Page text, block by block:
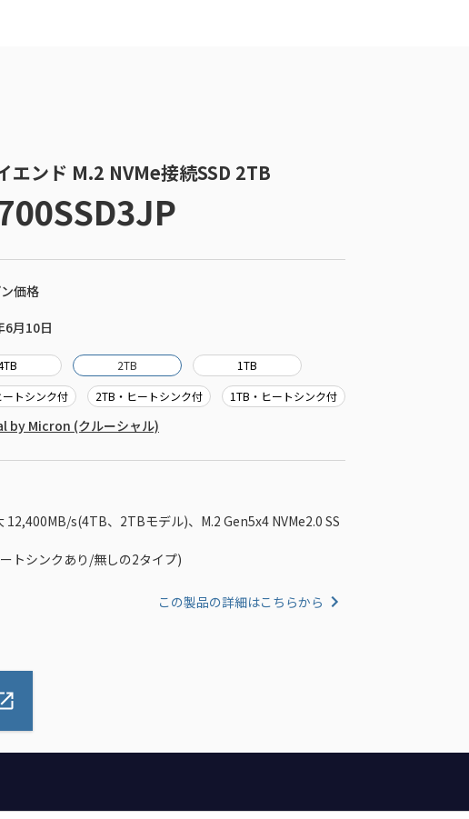
ンド M.2 NVMe接続SSD 2TB
価格
6月10日
2TB
1TB
トシンク付
2TB・ヒートシンク付 1TB・ヒートシンク付
by Micron (クルーシャル)
s(4TB、2TBモデル)、M.2 Gen5x4 NVMe2.0 SS
トシンクあり/無しの2タイプ)
この製品の詳細はこちらから